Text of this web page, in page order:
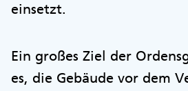
einsetzt.
Ein großes Ziel der
es, die Gebäude vor dem